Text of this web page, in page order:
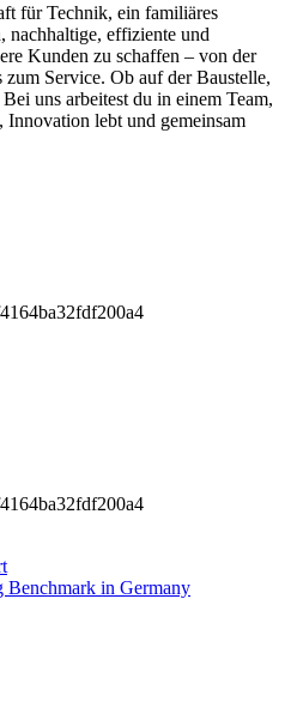
für Technik, ein familiäres
nachhaltige, effiziente und
Kunden zu schaffen – von der
Service. Ob auf der Baustelle,
uns arbeitest du in einem Team,
lebt und gemeinsam
in Germany